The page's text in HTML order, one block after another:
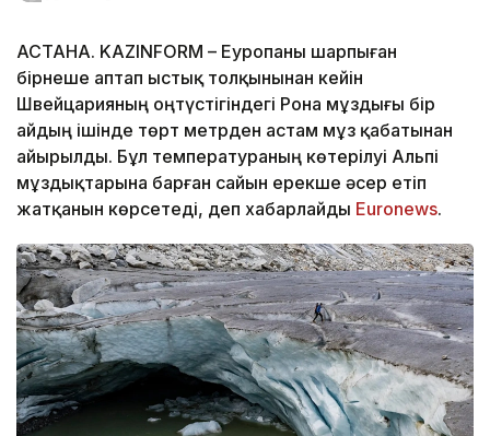
АСТАНА. KAZINFORM – Еуропаны шарпыған
бірнеше аптап ыстық толқынынан кейін
Швейцарияның оңтүстігіндегі Рона мұздығы бір
айдың ішінде төрт метрден астам мұз қабатынан
айырылды. Бұл температураның көтерілуі Альпі
мұздықтарына барған сайын ерекше әсер етіп
жатқанын көрсетеді, деп хабарлайды Еuronews.